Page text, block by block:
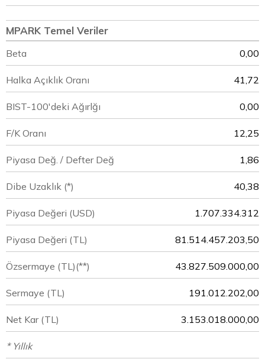
MPARK Temel Veriler
Beta 0,00
Halka Açıklık Oranı 41,72
BIST-100'deki Ağırlğı 0,00
F/K Oranı 12,25
Piyasa Değ. / Defter Değ 1,86
Dibe Uzaklık (*) 40,38
Piyasa Değeri (USD) 1.707.334.312
Piyasa Değeri (TL) 81.514.457.203,50
Özsermaye (TL)(**) 43.827.509.000,00
Sermaye (TL) 191.012.202,00
Net Kar (TL) 3.153.018.000,00
* Yıllık